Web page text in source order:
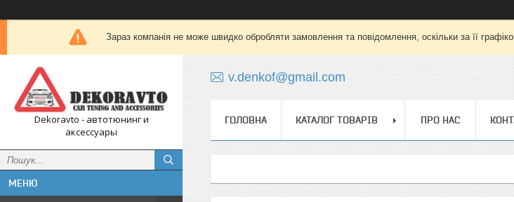
Зараз компанія не може швидко обробляти замовлення та повідомлення, оскільки за її
Dekoravto - автотюнинг и
аксессуары
v.denkof@gmail.com
ГОЛОВНА КАТАЛОГ ТОВАРІВ ПРО НАС